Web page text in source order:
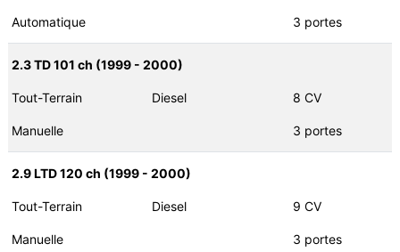
Automatique 3 portes
2.3 TD 101 ch (1999 - 2000)
Tout-Terrain Diesel 8 CV
Manuelle 3 portes
2.9 LTD 120 ch (1999 - 2000)
Tout-Terrain Diesel 9 CV
Manuelle 3 portes